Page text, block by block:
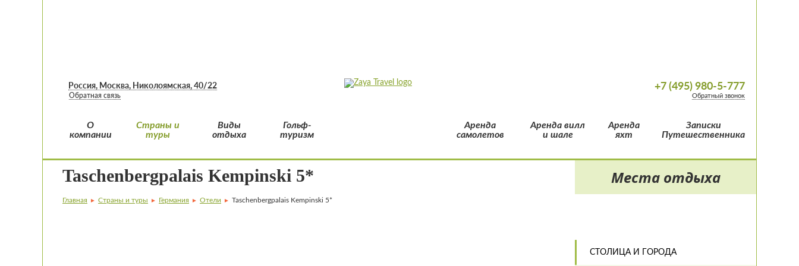
Россия, Москва, Николоямская, 40/22
Обратная связь
+7 (495) 980-5-777
Обратный звонок
О
компании
Страны и
туры
Виды
отдыха
Гольф-
туризм
Аренда
самолетов
Аренда вилл
и шале
Аренда
яхт
Записки
Путешественника
Taschenbergpalais Kempinski 5*
Главная ► Страны и туры ► Германия ► Отели ► Taschenbergpalais Kempinski 5*
Места отдыха
СТОЛИЦА И ГОРОДА